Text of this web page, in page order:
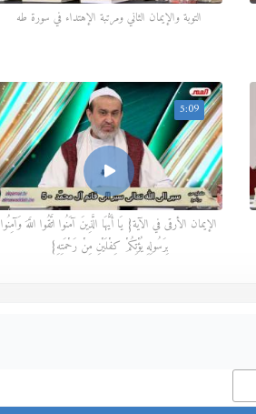
التوبة والإيمان الثاني ومرتبة الإهتداء في سورة طه
5:09
الإيمان الأرقى في الآية{ يَا أَيُّهَا الَّذِينَ آمَنُوا اتَّقُوا اللَّهَ وَآمِنُوا
بِرَسُولِهِ يُؤْتِكُمْ كِفْلَيْنِ مِنْ رَحْمَتِهِ}